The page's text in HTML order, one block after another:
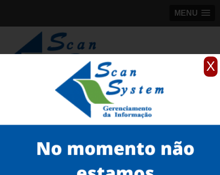
X
MENU
98184-5245
Scanner de livros
scanner de livros a cores para formato até A2
locação de scanner zeutschel para livros Florianópolis